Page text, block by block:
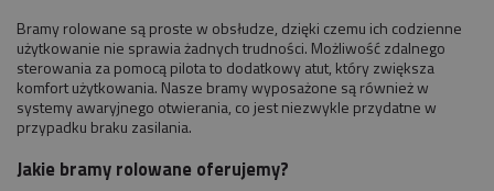
Bramy rolowane są proste w obsłudze, dzięki czemu ich codzienne
użytkowanie nie sprawia żadnych trudności. Możliwość zdalnego
sterowania za pomocą pilota to dodatkowy atut, który zwiększa
komfort użytkowania. Nasze bramy wyposażone są również w
systemy awaryjnego otwierania, co jest niezwykle przydatne w
przypadku braku zasilania.
Jakie bramy rolowane oferujemy?